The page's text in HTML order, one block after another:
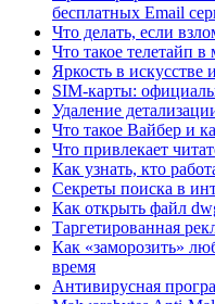
бесплатных Email
Что делать, если
Что такое телетайп
Яркость в искусстве
SIM-карты:
Удаление
Что такое Вайбер и
Что привлекает
Как узнать, кто
Секреты поиска в
Как открыть файл
Таргетированная
Как «заморозить»
время
Антивирусная